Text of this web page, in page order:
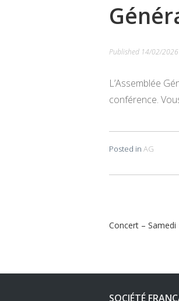
Published 14/02/2026
L’Assemblée
conférence.
Posted in AG
Concert –
SOCIÉTÉ